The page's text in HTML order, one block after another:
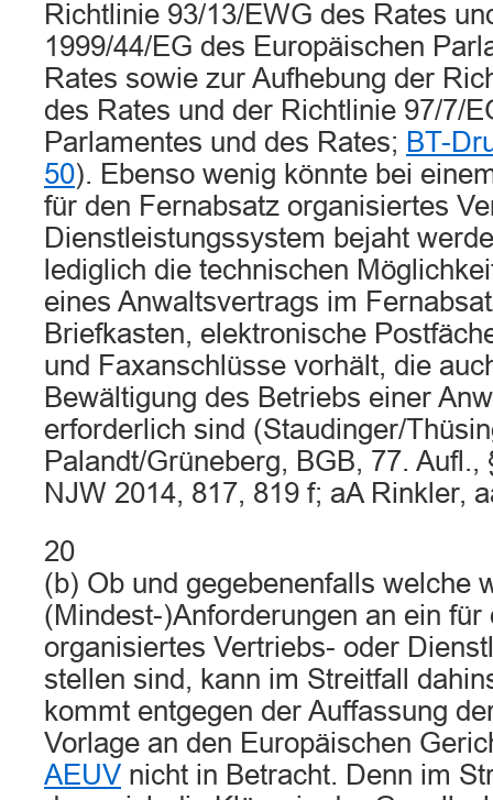
Richtlinie 93/13/EWG des Rates
1999/44/EG des Europäischen
Rates sowie zur Aufhebung der
des Rates und der Richtlinie 97/7/
Parlamentes und des Rates; BT-
50). Ebenso wenig könnte bei
für den Fernabsatz organisiertes
Dienstleistungssystem bejaht
lediglich die technischen
eines Anwaltsvertrags im
Briefkasten, elektronische
und Faxanschlüsse vorhält, die
Bewältigung des Betriebs einer
erforderlich sind (Staudinger/
Palandt/Grüneberg, BGB, 77.
NJW 2014, 817, 819 f; aA Rinkler,
20
(b) Ob und gegebenenfalls welche
(Mindest-)Anforderungen an ein für
organisiertes Vertriebs- oder
stellen sind, kann im Streitfall
kommt entgegen der Auffassung
Vorlage an den Europäischen
AEUV nicht in Betracht. Denn im